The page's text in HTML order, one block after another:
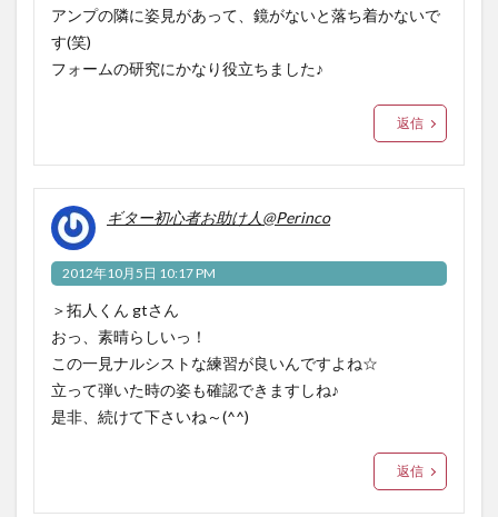
アンプの隣に姿見があって、鏡がないと落ち着かないで
す(笑)
フォームの研究にかなり役立ちました♪
返信
ギター初心者お助け人@Perinco
2012年10月5日 10:17 PM
＞拓人くん gtさん
おっ、素晴らしいっ！
この一見ナルシストな練習が良いんですよね☆
立って弾いた時の姿も確認できますしね♪
是非、続けて下さいね～(^^)
返信